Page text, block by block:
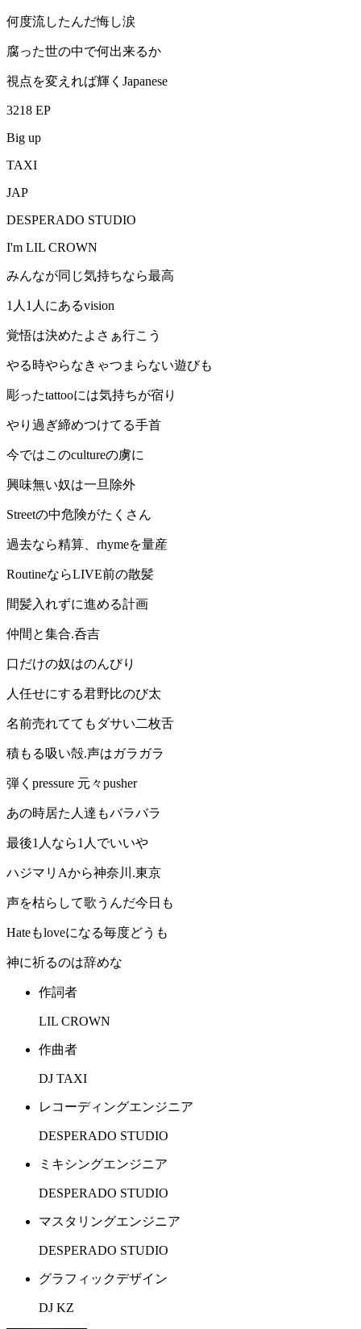
何度流したんだ悔し涙
腐った世の中で何出来るか
視点を変えれば輝くJapanese
3218 EP
Big up
TAXI
JAP
DESPERADO STUDIO
I'm LIL CROWN
みんなが同じ気持ちなら最高
1人1人にあるvision
覚悟は決めたよさぁ行こう
やる時やらなきゃつまらない遊びも
彫ったtattooには気持ちが宿り
やり過ぎ締めつけてる手首
今ではこのcultureの虜に
興味無い奴は一旦除外
Streetの中危険がたくさん
過去なら精算、rhymeを量産
RoutineならLIVE前の散髪
間髪入れずに進める計画
仲間と集合.呑吉
口だけの奴はのんびり
人任せにする君野比のび太
名前売れててもダサい二枚舌
積もる吸い殻.声はガラガラ
弾くpressure 元々pusher
あの時居た人達もバラバラ
最後1人なら1人でいいや
ハジマリAから神奈川.東京
声を枯らして歌うんだ今日も
Hateもloveになる毎度どうも
神に祈るのは辞めな
作詞者
LIL CROWN
作曲者
DJ TAXI
レコーディングエンジニア
DESPERADO STUDIO
ミキシングエンジニア
DESPERADO STUDIO
マスタリングエンジニア
DESPERADO STUDIO
グラフィックデザイン
DJ KZ